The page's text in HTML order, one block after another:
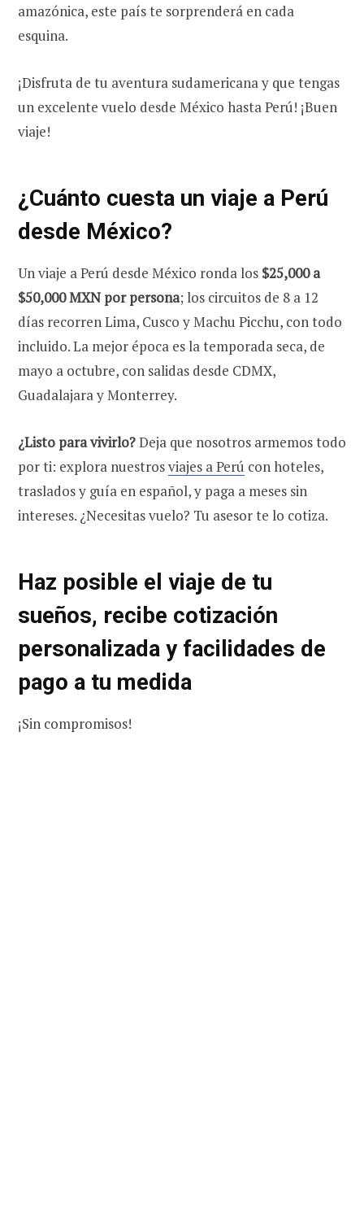
amazónica, este país te sorprenderá en cada
esquina.
¡Disfruta de tu aventura sudamericana y que tengas
un excelente vuelo desde México hasta Perú! ¡Buen
viaje!
¿Cuánto cuesta un viaje a Perú
desde México?
Un viaje a Perú desde México ronda los $25,000 a
$50,000 MXN por persona; los circuitos de 8 a 12
días recorren Lima, Cusco y Machu Picchu, con todo
incluido. La mejor época es la temporada seca, de
mayo a octubre, con salidas desde CDMX,
Guadalajara y Monterrey.
¿Listo para vivirlo?Deja que nosotros armemos todo
por ti: explora nuestrosviajes a Perú con hoteles,
traslados y guía en español, y paga a meses sin
intereses. ¿Necesitas vuelo? Tu asesor te lo cotiza.
Haz posible el viaje de tu
sueños, recibe cotización
personalizada y facilidades de
pago a tu medida
¡Sin compromisos!